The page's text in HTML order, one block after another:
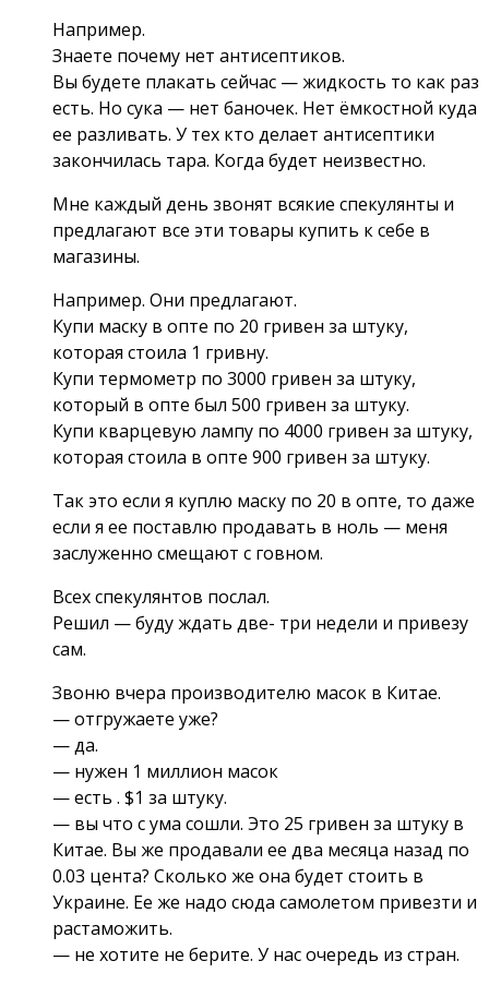
Например.
Знаете почему нет антисептиков.
Вы будете плакать сейчас — жидкость то как раз
есть. Но сука — нет баночек. Нет ёмкостной куда
ее разливать. У тех кто делает антисептики
закончилась тара. Когда будет неизвестно.
Мне каждый день звонят всякие спекулянты и
предлагают все эти товары купить к себе в
магазины.
Например. Они предлагают.
Купи маску в опте по 20 гривен за штуку,
которая стоила 1 гривну.
Купи термометр по 3000 гривен за штуку,
который в опте был 500 гривен за штуку.
Купи кварцевую лампу по 4000 гривен за штуку,
которая стоила в опте 900 гривен за штуку.
Так это если я куплю маску по 20 в опте, то даже
если я ее поставлю продавать в ноль — меня
заслуженно смещают с говном.
Всех спекулянтов послал.
Решил — буду ждать две- три недели и привезу
сам.
Звоню вчера производителю масок в Китае.
— отгружаете уже?
— да.
— нужен 1 миллион масок
— есть . $1 за штуку.
— вы что с ума сошли. Это 25 гривен за штуку в
Китае. Вы же продавали ее два месяца назад по
0.03 цента? Сколько же она будет стоить в
Украине. Ее же надо сюда самолетом привезти и
растаможить.
— не хотите не берите. У нас очередь из стран.